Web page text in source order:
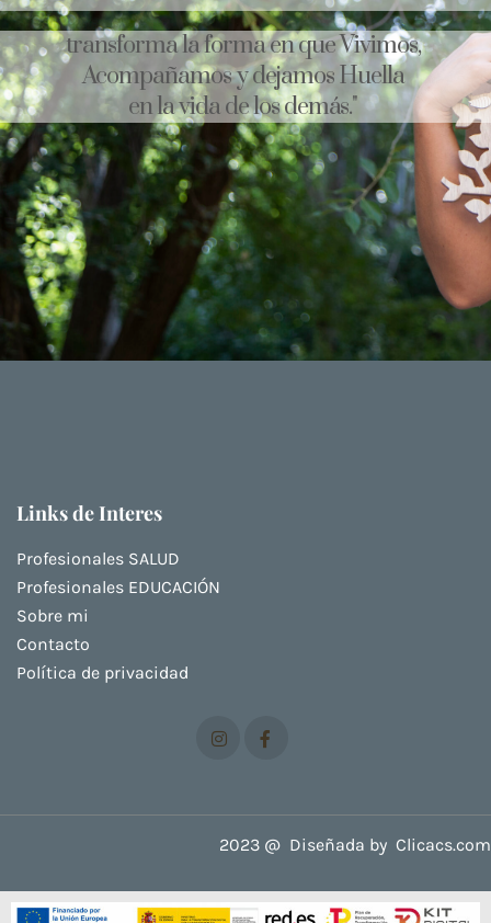
transforma la forma en que Vivimos,
Acompañamos y dejamos Huella
en la vida de los demás."
Links de Interes
Profesionales SALUD
Profesionales EDUCACIÓN
Sobre mi
Contacto
Política de privacidad
2023 @ Diseñada by Clicacs.com